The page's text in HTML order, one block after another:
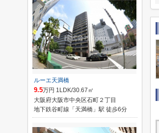
ルーエ天満橋
9.5万円 1LDK/30.67㎡
大阪府大阪市中央区石町２丁目
地下鉄谷町線「天満橋」駅 徒歩6分